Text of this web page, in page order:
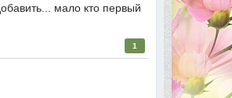
мало кто первый
1